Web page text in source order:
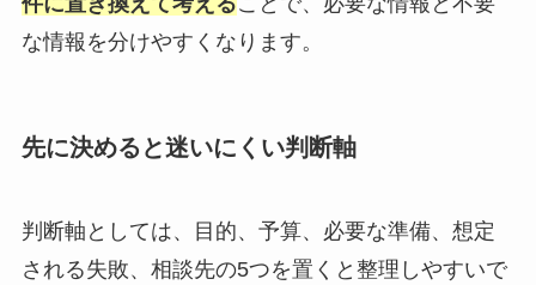
な情報を分けやすくなります。
先に決めると迷いにくい判断軸
判断軸としては、目的、予算、必要な準備、想定
される失敗、相談先の5つを置くと整理しやすいで